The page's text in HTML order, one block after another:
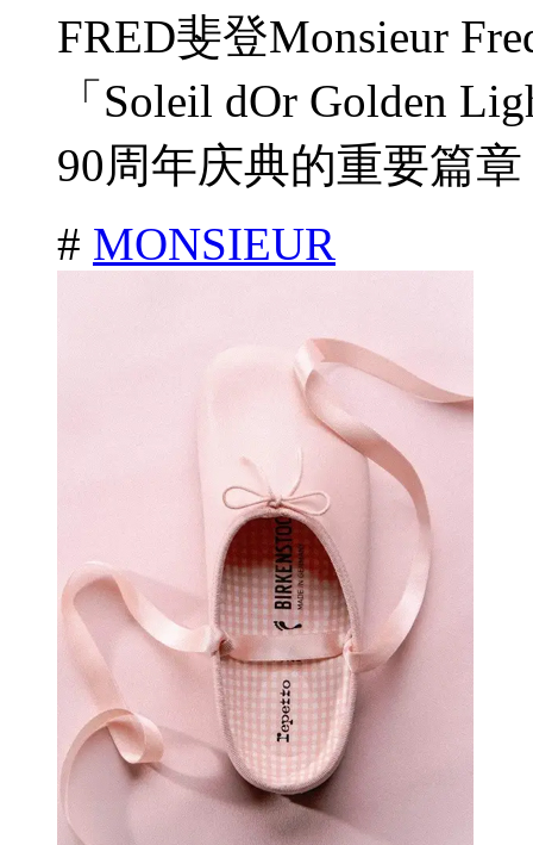
FRED斐登Monsieur
「Soleil dOr Golden
90周年庆典的重要篇章
# MONSIEUR